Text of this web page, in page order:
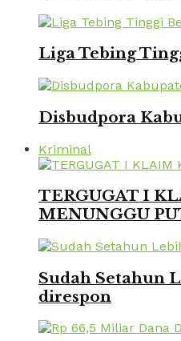
Liga Tebing
Disbudpora
Kriminal
TERGUGAT I
MENUNGGU
Sudah Setahun
direspon